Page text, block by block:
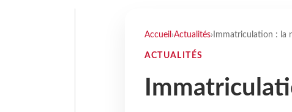
Accueil ›Actualités› Immatriculation : la
ACTUALITÉS